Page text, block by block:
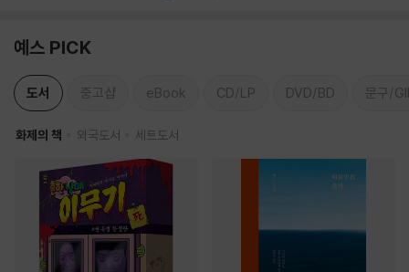
예스 PICK
도서 중고샵 eBook CD/LP DVD/BD 문구/
화제의 책 외국도서 세트도서